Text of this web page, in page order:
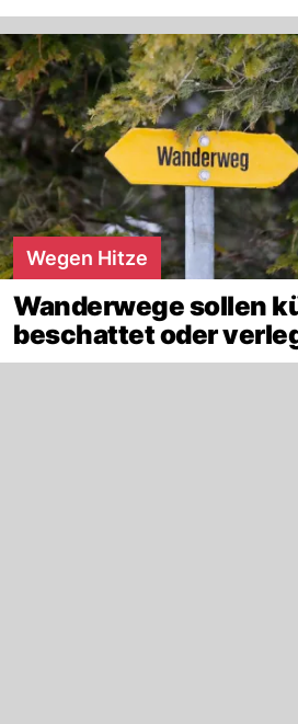
Wegen Hitze
Wanderwege sollen
beschattet oder